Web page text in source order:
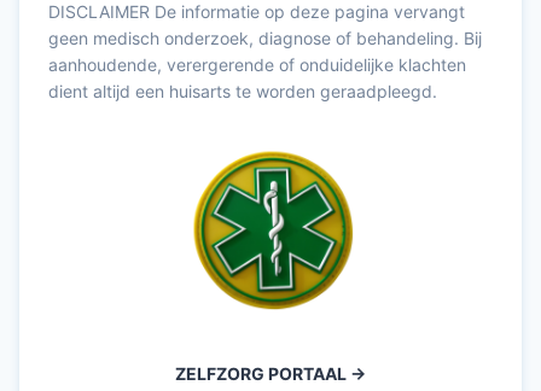
DISCLAIMER De informatie op deze pagina vervangt
geen medisch onderzoek, diagnose of behandeling. Bij
aanhoudende, verergerende of onduidelijke klachten
dient altijd een huisarts te worden geraadpleegd.
ZELFZORG PORTAAL ->